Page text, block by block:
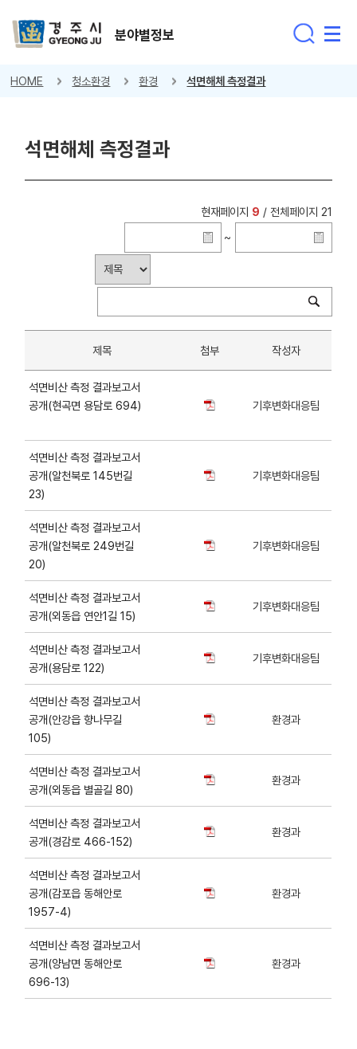
분야별정보
HOME 청소환경 환경 석면해체 측정결과
석면해체 측정결과
현재페이지 9 / 전체페이지 21
~
제목 첨부 작성자
석면비산 측정 결과보고서
공개(현곡면 용담로 694)
기후변화대응팀
석면비산 측정 결과보고서
공개(알천북로 145번길
23)
기후변화대응팀
석면비산 측정 결과보고서
공개(알천북로 249번길
20)
기후변화대응팀
석면비산 측정 결과보고서
공개(외동읍 연안1길 15)
기후변화대응팀
석면비산 측정 결과보고서
공개(용담로 122)
기후변화대응팀
석면비산 측정 결과보고서
공개(안강읍 향나무길
105)
환경과
석면비산 측정 결과보고서
공개(외동읍 별골길 80)
환경과
석면비산 측정 결과보고서
공개(경감로 466-152)
환경과
석면비산 측정 결과보고서
공개(감포읍 동해안로
1957-4)
환경과
석면비산 측정 결과보고서
공개(양남면 동해안로
696-13)
환경과